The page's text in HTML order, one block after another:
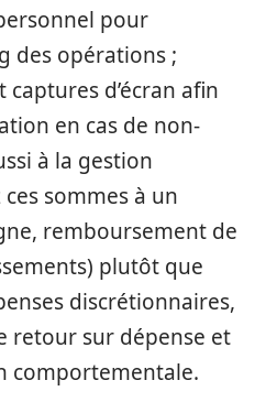
pour
des opérations ;
d’écran afin
en cas de non-
à la gestion
sommes à un
remboursement de
plutôt que
discrétionnaires,
retour sur dépense et
comportementale.